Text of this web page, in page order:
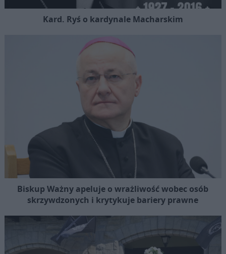
Kard. Ryś o kardynale Macharskim
Biskup Ważny apeluje o wrażliwość wobec osób
skrzywdzonych i krytykuje bariery prawne